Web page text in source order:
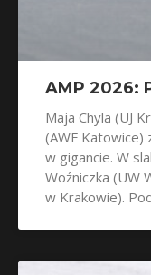
AMP 2026:
Maja Chyla (UJ
(AWF Katowice)
w gigancie. W
Woźniczka (UW
w Krakowie).